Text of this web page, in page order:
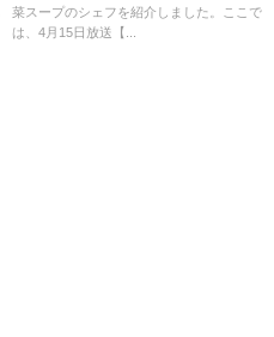
菜スープのシェフを紹介しました。ここで
は、4月15日放送【...